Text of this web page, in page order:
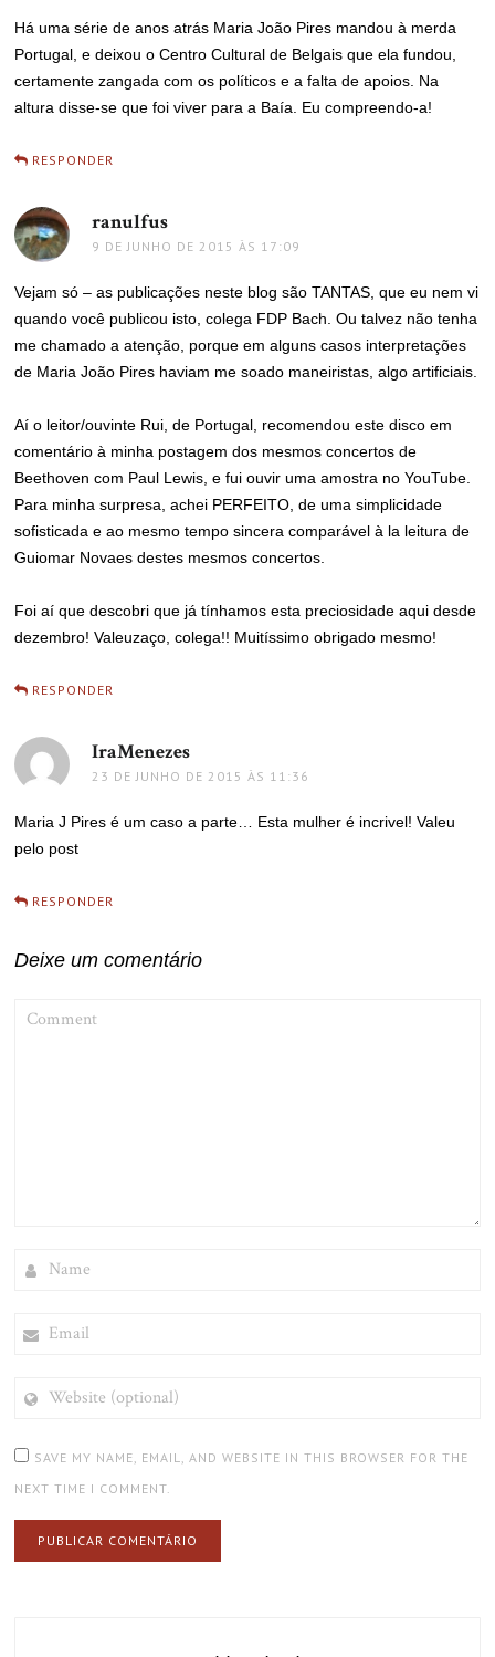
Há uma série de anos atrás Maria João Pires mandou à merda
Portugal, e deixou o Centro Cultural de Belgais que ela fundou,
certamente zangada com os políticos e a falta de apoios. Na
altura disse-se que foi viver para a Baía. Eu compreendo-a!
RESPONDER
ranulfus
9 DE JUNHO DE 2015 ÀS 17:09
Vejam só – as publicações neste blog são TANTAS, que eu nem vi
quando você publicou isto, colega FDP Bach. Ou talvez não tenha
me chamado a atenção, porque em alguns casos interpretações
de Maria João Pires haviam me soado maneiristas, algo artificiais.
Aí o leitor/ouvinte Rui, de Portugal, recomendou este disco em
comentário à minha postagem dos mesmos concertos de
Beethoven com Paul Lewis, e fui ouvir uma amostra no YouTube.
Para minha surpresa, achei PERFEITO, de uma simplicidade
sofisticada e ao mesmo tempo sincera comparável à la leitura de
Guiomar Novaes destes mesmos concertos.
Foi aí que descobri que já tínhamos esta preciosidade aqui desde
dezembro! Valeuzaço, colega!! Muitíssimo obrigado mesmo!
RESPONDER
IraMenezes
23 DE JUNHO DE 2015 ÀS 11:36
Maria J Pires é um caso a parte… Esta mulher é incrivel! Valeu
pelo post
RESPONDER
Deixe um comentário
(OPTIONAL)
SAVE MY NAME, EMAIL, AND WEBSITE IN THIS BROWSER FOR THE
NEXT TIME I COMMENT.